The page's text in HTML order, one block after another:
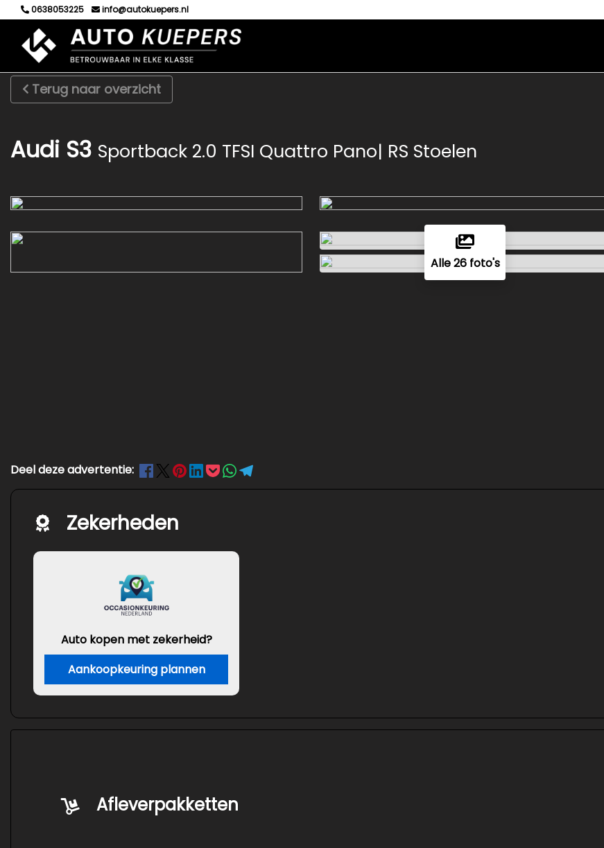
0638053225 info@autokuepers.nl
Terug naar overzicht
Audi S3 Sportback 2.0 TFSI Quattro Pano| RS Stoelen
Alle 26 foto's
Deel deze advertentie:
Zekerheden
Auto kopen met zekerheid?
Aankoopkeuring plannen
Afleverpakketten